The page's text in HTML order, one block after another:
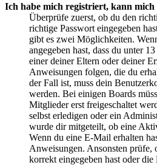
Ich habe mich registriert, kann mich
Überprüfe zuerst, ob du den
richtige Passwort eingegeben
gibt es zwei Möglichkeiten.
angegeben hast, dass du unter
einer deiner Eltern oder deiner
Anweisungen folgen, die du
der Fall ist, muss dein
werden. Bei einigen Boards
Mitglieder erst freigeschaltet
selbst erledigen oder ein
wurde dir mitgeteilt, ob eine
Wenn du eine E-Mail erhalten
Anweisungen. Ansonsten prüfe,
korrekt eingegeben hast oder